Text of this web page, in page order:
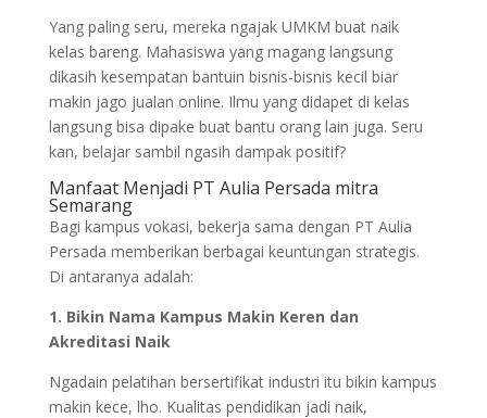
Yang paling seru, mereka ngajak UMKM buat naik
kelas bareng. Mahasiswa yang magang langsung
dikasih kesempatan bantuin bisnis-bisnis kecil biar
makin jago jualan online. Ilmu yang didapet di kelas
langsung bisa dipake buat bantu orang lain juga. Seru
kan, belajar sambil ngasih dampak positif?
Manfaat Menjadi PT Aulia Persada mitra
Semarang
Bagi kampus vokasi, bekerja sama dengan PT Aulia
Persada memberikan berbagai keuntungan strategis.
Di antaranya adalah:
1. Bikin Nama Kampus Makin Keren dan
Akreditasi Naik
Ngadain pelatihan bersertifikat industri itu bikin kampus
makin kece, lho. Kualitas pendidikan jadi naik,